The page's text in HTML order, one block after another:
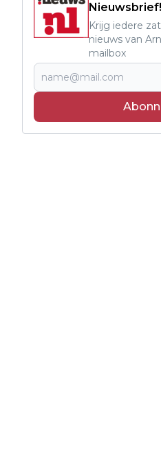
Nieuwsbrief!
Krijg iedere
nieuws van
mailbox